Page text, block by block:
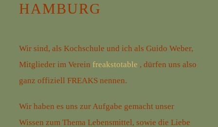
HAMBURG
Wir sind, als Kochschule und ich als Guido Weber,
Mitglieder im Verein freakstotable , dürfen uns also
ganz offiziell FREAKS nennen.
Wir haben es uns zur Aufgabe gemacht unser
Wissen zum Thema Lebensmittel, sowie die Liebe